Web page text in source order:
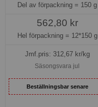
Del av förpackning = 150 g
562,80 kr
Hel förpackning = 12*150 g
Jmf.pris: 312,67kr/kg
Säsongsvara jul
Beställningsbar senare